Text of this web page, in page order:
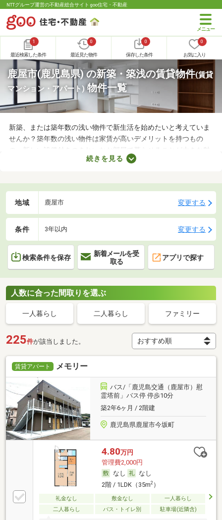
NTTグループ運営の不動産総合サイト goo住宅・不動産
1
最近検索した条件
0
最近見た物件
0
保存した条件
0
お気に入り
鹿屋市(鹿児島県) の新築・築浅の賃貸物件(賃貸
マンション・アパート) 物件一覧
新築、または築年数の浅い物件で新生活を始めたいと考えていま
せんか？築年数の浅い物件は家賃が高いデメリットを持つもの
の、新しい設備付きのきれいなお部屋で暮らせることが大きな魅
力。なかには家賃を抑えた物件もあるので、無理なく借りられる
なるお部屋を見つけてみてください。
続きを見る
地域 鹿屋市 変更する
条件 3年以内 変更する
検索条件を保存
新着メールを受
取る
アプリで探す
人数に合った間取りを選ぶ
一人暮らし 二人暮らし ファミリー
225件が該当しました。
賃貸アパート メモリー
バス/「鹿児島交通（鹿屋市）慰
霊塔前」バス停 停歩10分
築2年6ヶ月 / 2階建
鹿児島県鹿屋市今坂町
4.80万円
管理費2,000円
なし
なし
2階 / 1LDK（35m2）
礼金なし 敷金なし
一人暮らし
二人暮らし
バス・トイレ別 駐車場(近隣含)